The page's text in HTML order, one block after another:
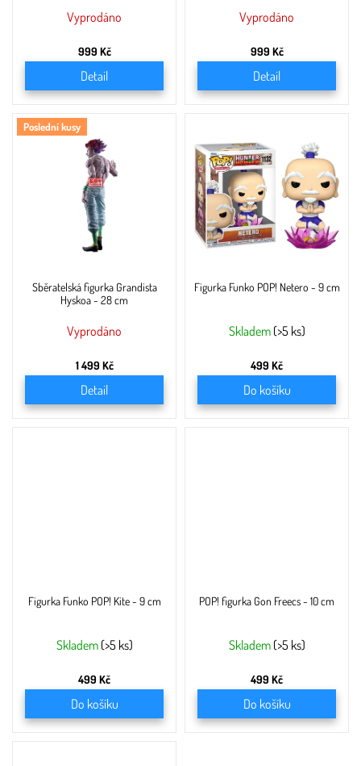
Vyprodáno
999 Kč
Detail
Vyprodáno
999 Kč
Detail
Poslední kusy
Sběratelská figurka Grandista
Hyskoa - 28 cm
Vyprodáno
1 499 Kč
Detail
Figurka Funko POP! Netero - 9 cm
Skladem (>5 ks)
499 Kč
Do košíku
Figurka Funko POP! Kite - 9 cm
Skladem (>5 ks)
499 Kč
Do košíku
POP! figurka Gon Freecs - 10 cm
Skladem (>5 ks)
499 Kč
Do košíku